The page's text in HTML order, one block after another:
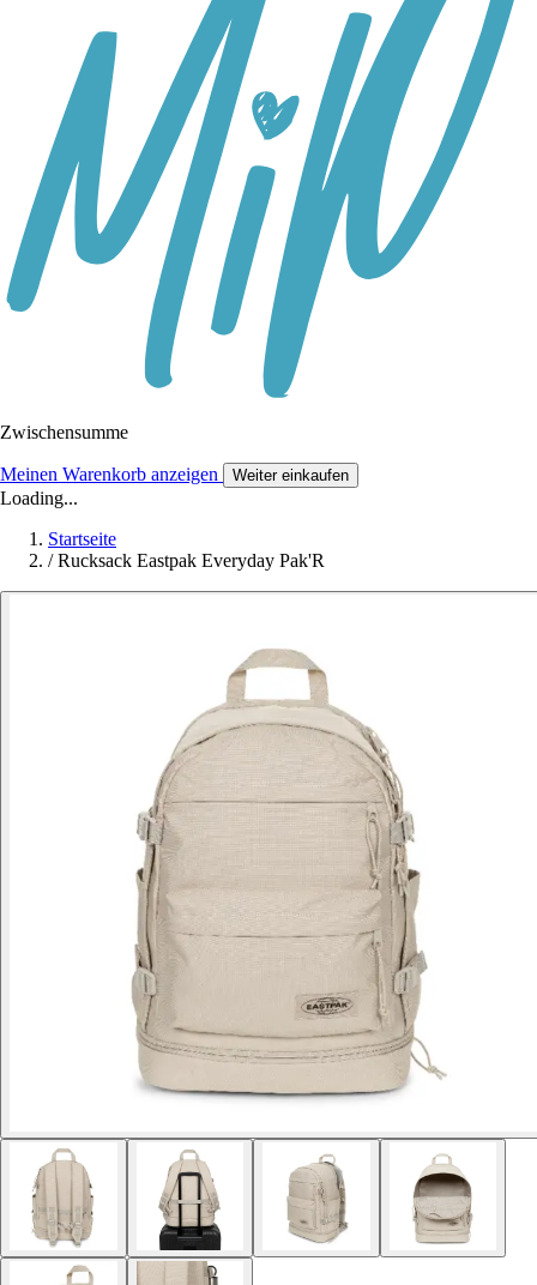
Zwischensumme
Meinen Warenkorb anzeigen Weiter einkaufen
Loading...
Startseite
/ Rucksack Eastpak Everyday Pak'R